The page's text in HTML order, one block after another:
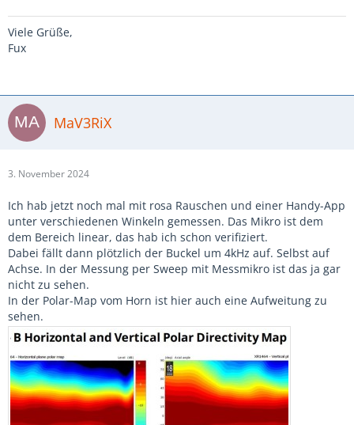
Viele Grüße,
Fux
MaV3RiX
3. November 2024
Ich hab jetzt noch mal mit rosa Rauschen und einer Handy-App
unter verschiedenen Winkeln gemessen. Das Mikro ist dem
dem Bereich linear, das hab ich schon verifiziert.
Dabei fällt dann plötzlich der Buckel um 4kHz auf. Selbst auf
Achse. In der Messung per Sweep mit Messmikro ist das ja gar
nicht zu sehen.
In der Polar-Map vom Horn ist hier auch eine Aufweitung zu
sehen.